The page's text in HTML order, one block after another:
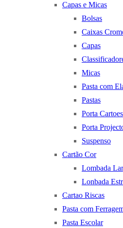
Capas e Micas
Bolsas
Caixas
Capas
Micas
Pasta com
Pastas
Porta
Porta
Suspenso
Cartão Cor
Lombada
Lonbada
Cartao Riscas
Pasta com
Pasta Escolar